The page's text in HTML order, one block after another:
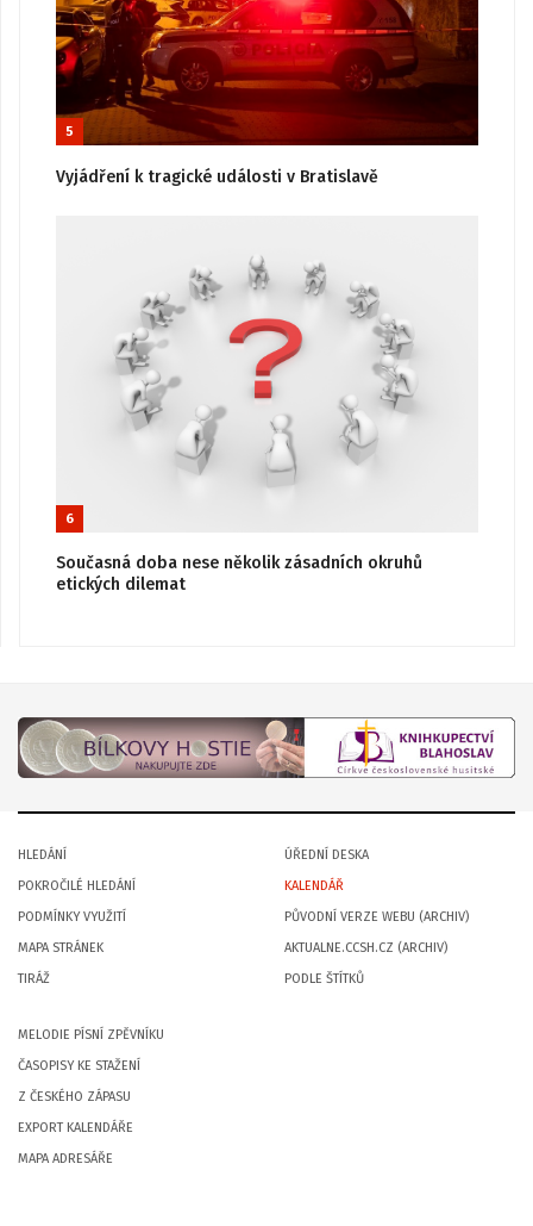
5
Vyjádření k tragické události v Bratislavě
6
Současná doba nese několik zásadních okruhů
etických dilemat
HLEDÁNÍ
POKROČILÉ HLEDÁNÍ
PODMÍNKY VYUŽITÍ
MAPA STRÁNEK
TIRÁŽ
ÚŘEDNÍ DESKA
KALENDÁŘ
PŮVODNÍ VERZE WEBU (ARCHIV)
AKTUALNE.CCSH.CZ (ARCHIV)
PODLE ŠTÍTKŮ
MELODIE PÍSNÍ ZPĚVNÍKU
ČASOPISY KE STAŽENÍ
Z ČESKÉHO ZÁPASU
EXPORT KALENDÁŘE
MAPA ADRESÁŘE